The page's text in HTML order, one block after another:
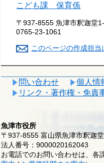
こども課 保育係
〒937-8555 魚津市釈迦堂
0765-23-1061
このページの作成担当
問い合わせ
個人情
リンク・著作権・免責
魚津市役所
〒937-8555 富山県魚津市釈迦
法人番号：9000020162043
お電話でのお問い合わせは、各